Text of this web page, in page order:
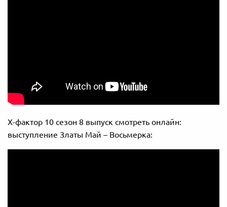
Х-фактор 10 сезон 8 выпуск смотреть онлайн:
выступление Златы Май – Восьмерка: